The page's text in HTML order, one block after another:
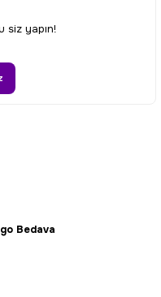
siz yapın!
Bedava